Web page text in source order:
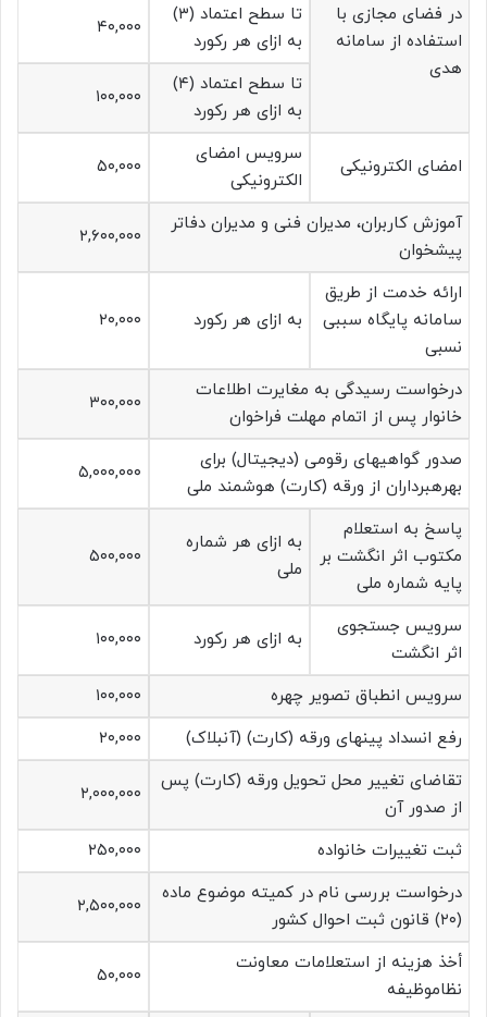
در فضای مجازی با
استفاده از سامانه
هدی
تا سطح اعتماد (۳)
به ازای هر رکورد
۴۰,۰۰۰
تا سطح اعتماد (۴)
به ازای هر رکورد
۱۰۰,۰۰۰
امضای الکترونیکی
سرویس امضای
الکترونیکی
۵۰,۰۰۰
آموزش کاربران، مدیران فنی و مدیران دفاتر
پیشخوان
۲,۶۰۰,۰۰۰
ارائه خدمت از طریق
سامانه پایگاه سببی
نسبی
به ازای هر رکورد ۲۰,۰۰۰
درخواست رسیدگی به مغایرت اطلاعات
خانوار پس از اتمام مهلت فراخوان
۳۰۰,۰۰۰
صدور گواهیهای رقومی (دیجیتال) برای
بهرهبرداران از ورقه (کارت) هوشمند ملی
۵,۰۰۰,۰۰۰
پاسخ به استعلام
مکتوب اثر انگشت بر
پایه شماره ملی
به ازای هر شماره
ملی
۵۰۰,۰۰۰
سرویس جستجوی
اثر انگشت
به ازای هر رکورد ۱۰۰,۰۰۰
سرویس انطباق تصویر چهره
۱۰۰,۰۰۰
رفع انسداد پینهای ورقه (کارت) (آنبلاک)
۲۰,۰۰۰
تقاضای تغییر محل تحویل ورقه (کارت) پس
از صدور آن
۲,۰۰۰,۰۰۰
ثبت تغییرات خانواده
۲۵۰,۰۰۰
درخواست بررسی نام در کمیته موضوع ماده
(۲۰) قانون ثبت احوال کشور
۲,۵۰۰,۰۰۰
أخذ هزینه از استعلامات معاونت
نظاموظیفه
۵۰,۰۰۰